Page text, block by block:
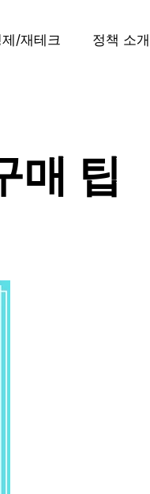
제/재테크 정책 소개
매 팁